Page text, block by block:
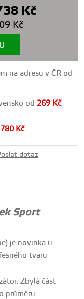
Kč
Kč
na adresu v ČR od
od269 Kč
780 Kč
dotaz
Sport
je novinka u
tvaru
Zbylá část
průměru